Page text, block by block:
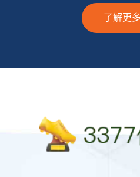
了解更